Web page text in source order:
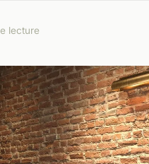
lecture